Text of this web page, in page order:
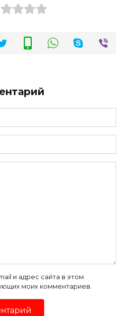
и адрес сайта в этом
моих комментариев.